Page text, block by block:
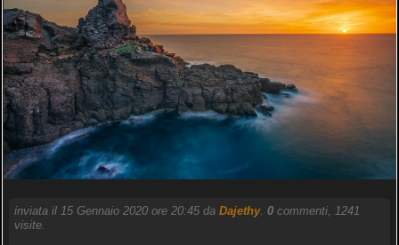
inviata il 15 Gennaio 2020 ore 20:45 da Dajethy. 0commenti, 1241
visite.